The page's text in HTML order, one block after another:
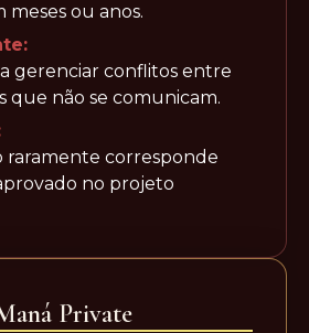
ou anos.
gerenciar conflitos entre
que não se comunicam.
raramente corresponde
no projeto
Private